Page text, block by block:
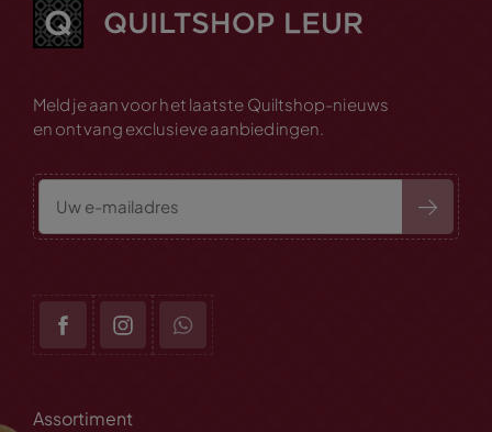
Meld je aan voor het laatste Quiltshop-nieuws
en ontvang exclusieve aanbiedingen.
Assortiment